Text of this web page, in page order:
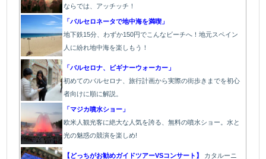
ならでは、アッチッチ！
「バルセロネータで地中海を満喫」
地下鉄15分、わずか150円でこんなビーチへ！地元スペイン
人に紛れ地中海を楽しもう！
「バルセロナ、ビギナーウォーカー」
初めてのバルセロナ、旅行計画から実際の街歩きまでを初心
者向けに順に解説。
「マジカ噴水ショー」
欧米人観光客に絶大な人気を誇る、無料の噴水ショー。水と
光の魅惑の競演を楽しめ!
【どっちがお勧めガイドツアーVSコンサート】 カタルーニ